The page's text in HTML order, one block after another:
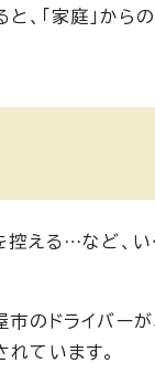
、「家庭」から
控える…など、
市のドライバー
ています。